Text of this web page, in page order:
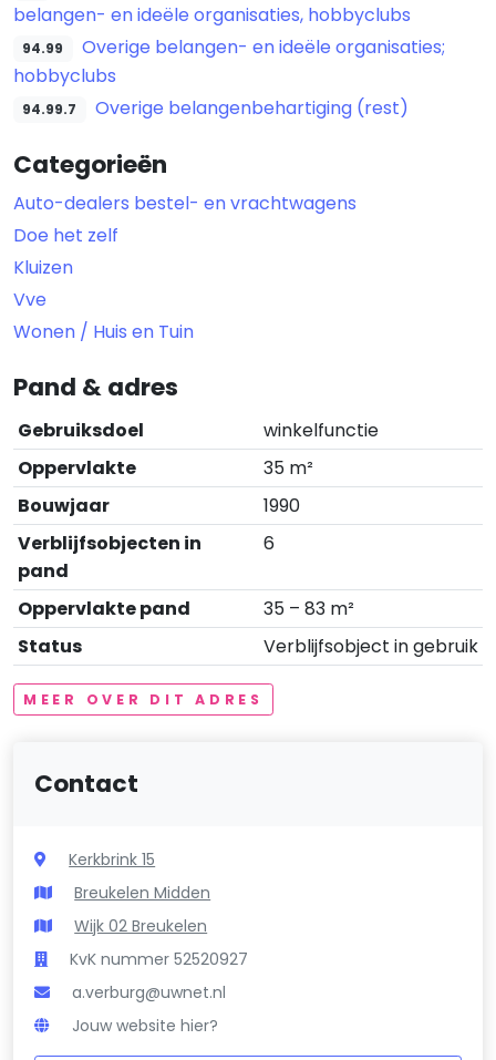
belangen- en ideële organisaties, hobbyclubs
94.99
Overige belangen- en ideële organisaties;
hobbyclubs
94.99.7 Overige belangenbehartiging (rest)
Categorieën
Auto-dealers bestel- en vrachtwagens
Doe het zelf
Kluizen
Vve
Wonen / Huis en Tuin
Pand & adres
Gebruiksdoel
winkelfunctie
Oppervlakte
35 m²
Bouwjaar
1990
Verblijfsobjecten in
pand
6
Oppervlakte pand
35 – 83 m²
Status
Verblijfsobject in gebruik
MEER OVER DIT ADRES
Contact
Kerkbrink 15
Breukelen Midden
Wijk 02 Breukelen
KvK nummer 52520927
a.verburg@uwnet.nl
Jouw website hier?